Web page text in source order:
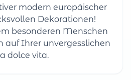
modern europäischer
Dekorationen!
besonderen Menschen
auf Ihrer unvergesslichen
dolce vita.